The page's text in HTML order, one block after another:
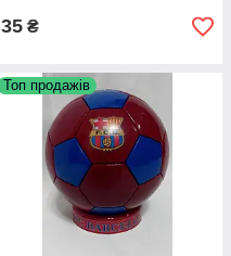
35 ₴
Топ продажів